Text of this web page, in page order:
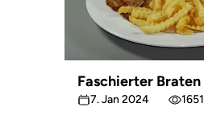
Faschierter Braten
7. Jan 2024 1651